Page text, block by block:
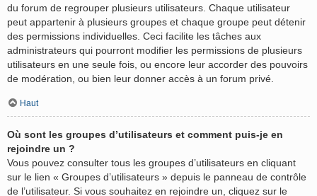
du forum de regrouper plusieurs utilisateurs. Chaque utilisateur
peut appartenir à plusieurs groupes et chaque groupe peut détenir
des permissions individuelles. Ceci facilite les tâches aux
administrateurs qui pourront modifier les permissions de plusieurs
utilisateurs en une seule fois, ou encore leur accorder des pouvoirs
de modération, ou bien leur donner accès à un forum privé.
Haut
Où sont les groupes d’utilisateurs et comment puis-je en
rejoindre un ?
Vous pouvez consulter tous les groupes d’utilisateurs en cliquant
sur le lien « Groupes d’utilisateurs » depuis le panneau de contrôle
de l’utilisateur. Si vous souhaitez en rejoindre un, cliquez sur le